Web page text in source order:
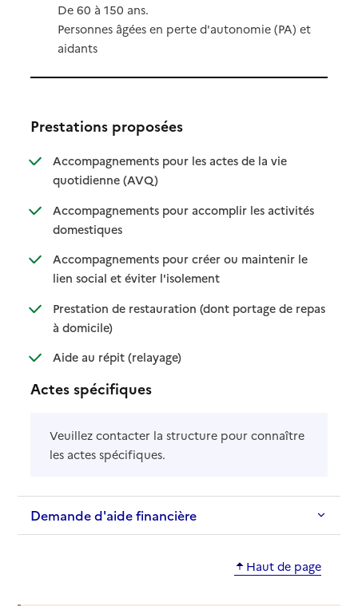
De 60 à 150 ans.
Personnes âgées en perte d'autonomie (PA) et
aidants
Prestations proposées
Accompagnements pour les actes de la vie
quotidienne (AVQ): disponible
: non disponible
Accompagnements pour accomplir les activités
domestiques: disponible
: non disponible
Accompagnements pour créer ou maintenir le
lien social et éviter l'isolement: disponible
: non disponible
Prestation de restauration (dont portage de repas
à domicile): disponible
: non disponible
Aide au répit (relayage): disponible
: non disponible
Actes spécifiques
Veuillez contacter la structure pour connaître
les actes spécifiques.
Demande d'aide financière
Haut de page